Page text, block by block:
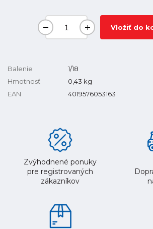
Vložiť do
Balenie
1/18
Hmotnosť
0,43 kg
EAN
4019576053163
Zvýhodnené ponuky
pre registrovaných
zákazníkov